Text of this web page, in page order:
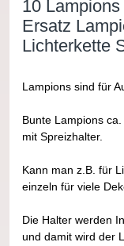
10
Ersatz
Lichterkette
Lampions sind für
Bunte Lampions
mit Spreizhalter.
Kann man z.B. für
einzeln für viele
Die Halter werden
und damit wird der